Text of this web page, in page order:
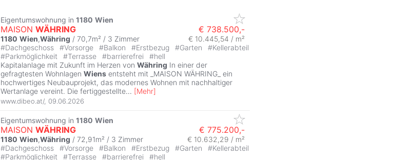
Eigentumswohnung in 1180 Wien
MAISON WÄHRING € 738.500,-
1180 Wien,Währing / 70,7m² / 3 Zimmer
€ 10.445,54 / m²
#Dachgeschoss #Vorsorge #Balkon #Erstbezug #Garten #Kellerabteil
#Parkmöglichkeit #Terrasse #barrierefrei #hell
Kapitalanlage mit Zukunft im Herzen von Währing In einer der
gefragtesten Wohnlagen Wiens entsteht mit _MAISON WÄHRING_ ein
hochwertiges Neubauprojekt, das modernes Wohnen mit nachhaltiger
Wertanlage vereint. Die fertiggestellte... [Mehr]
www.dibeo.at/, 09.06.2026
Eigentumswohnung in 1180 Wien
MAISON WÄHRING € 775.200,-
1180 Wien,Währing / 72,91m² / 3 Zimmer
€ 10.632,29 / m²
#Dachgeschoss #Vorsorge #Balkon #Erstbezug #Garten #Kellerabteil
#Parkmöglichkeit #Terrasse #barrierefrei #hell